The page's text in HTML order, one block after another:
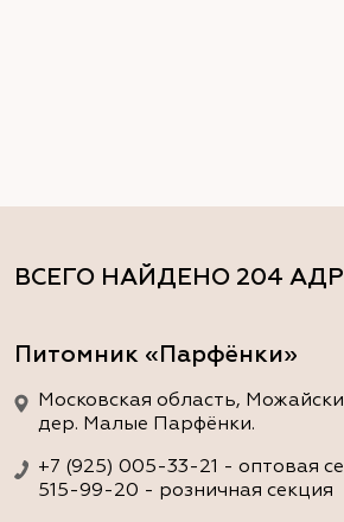
ВСЕГО НАЙДЕНО 204
Питомник «Парфёнки»
Московская область,
дер. Малые Парфёнки.
+7 (925) 005-33-21 - оптовая
515-99-20 - розничная секция